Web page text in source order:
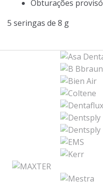
Obturações
5 seringas de 8 g